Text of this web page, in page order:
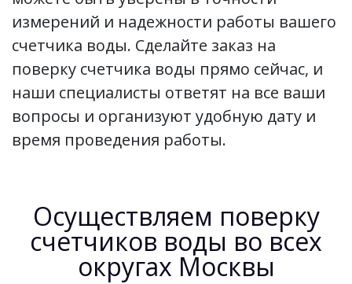
измерений и надежности работы вашего
счетчика воды. Сделайте заказ на
поверку счетчика воды прямо сейчас, и
наши специалисты ответят на все ваши
вопросы и организуют удобную дату и
время проведения работы.
Осуществляем поверку
счетчиков воды во всех
округах Москвы